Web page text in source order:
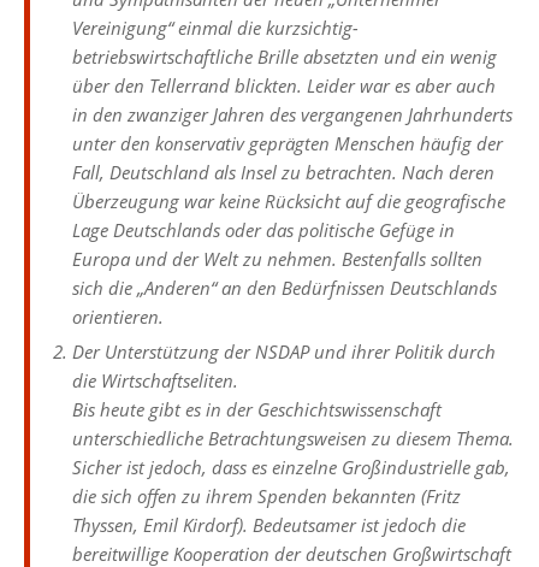
Vereinigung“ einmal die kurzsichtig-
betriebswirtschaftliche Brille absetzten und ein wenig
über den Tellerrand blickten. Leider war es aber auch
in den zwanziger Jahren des vergangenen Jahrhunderts
unter den konservativ geprägten Menschen häufig der
Fall, Deutschland als Insel zu betrachten. Nach deren
Überzeugung war keine Rücksicht auf die geografische
Lage Deutschlands oder das politische Gefüge in
Europa und der Welt zu nehmen. Bestenfalls sollten
sich die „Anderen“ an den Bedürfnissen Deutschlands
orientieren.
Der Unterstützung der NSDAP und ihrer Politik durch
die Wirtschaftseliten.
Bis heute gibt es in der Geschichtswissenschaft
unterschiedliche Betrachtungsweisen zu diesem Thema.
Sicher ist jedoch, dass es einzelne Großindustrielle gab,
die sich offen zu ihrem Spenden bekannten (Fritz
Thyssen, Emil Kirdorf). Bedeutsamer ist jedoch die
bereitwillige Kooperation der deutschen Großwirtschaft